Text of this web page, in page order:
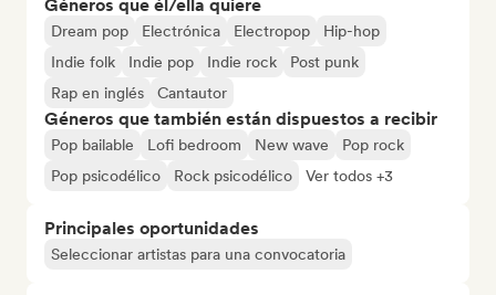
Géneros que él/ella quiere
Dream pop Electrónica Electropop
Hip-hop
Indie folk
Indie pop Indie rock
Post punk
Rap en inglés
Cantautor
Géneros que también están dispuestos a recibir
Pop bailable Lofi bedroom New wave
Pop rock
Pop psicodélico
Rock psicodélico Ver todos +3
Principales oportunidades
Seleccionar artistas para una convocatoria